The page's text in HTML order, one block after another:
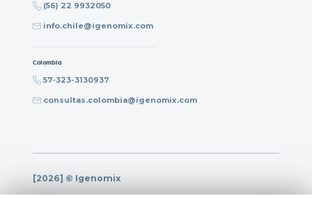
(56) 22 9932050
info.chile@igenomix.com
Colombia
57-323-3130937
consultas.colombia@igenomix.com
[2026] © Igenomix